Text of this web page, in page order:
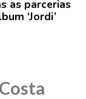
as parcerias
‘Jordi’